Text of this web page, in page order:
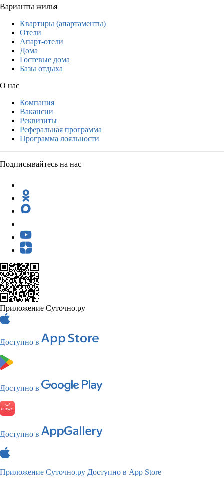
Варианты жилья
Квартиры (апартаменты)
Отели
Апарт-отели
Дома
Гостевые дома
Базы отдыха
О нас
Компания
Вакансии
Реквизиты
Реферальная программа
Программа лояльности
Подписывайтесь на нас
Приложение Суточно.ру
Доступно в
Доступно в
Доступно в
Приложение Суточно.ру Доступно в App Store